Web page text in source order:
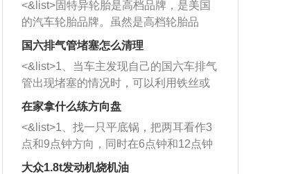
<&list>固特异轮胎是高档品牌，是美国
的汽车轮胎品牌。虽然是高档轮胎品
牌，但是中高低端的轮胎都有生产，这
也是为了更好的开拓市场。
国六排气管堵塞怎么清理
<&list>1、当车主发现自己的国六车排气
管出现堵塞的情况时，可以利用铁丝或
者是细棍，直接将杂物给取出来，如果
堵塞情况比较严重，也可以采取应急措
施。 <&list>2、直接利用木棍将所有的
杂物推到排气管里面的位置处，然后将
三元催化器拆解开，就可以将堵塞的东
在家拿什么练方向盘
<&list>1、找一只平底锅，把两耳看作3
点和9点钟方向，同时在6点钟和12点钟
方向做一个标记。 <&list>2、双手握住
大众1.8t发动机烧机油